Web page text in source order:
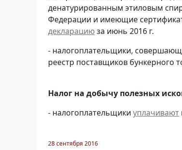
денатурированным этиловым
Федерации и имеющие сертификат
декларациюза июнь 2016 г.
- налогоплательщики,
реестр поставщиков бункерного
Налог на добычу полезных
- налогоплательщики уплачивают
28 сентября 2016